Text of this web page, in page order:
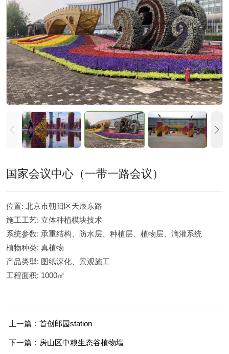
国家会议中心（一带一路会议）
位置: 北京市朝阳区天辰东路
施工工艺: 立体种植模块技术
系统参数: 承重结构、防水层、种植层、植物层、滴灌系统
植物种类: 真植物
产品类型: 图纸深化、景观施工
工程面积: 1000㎡
上一篇：首创郎园station
下一篇：房山区中粮生态谷植物墙